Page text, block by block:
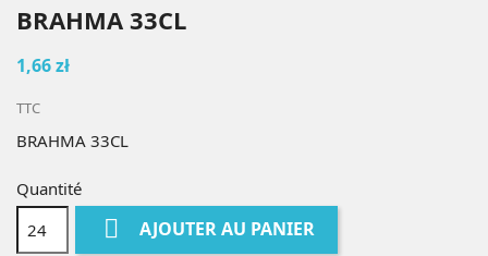
BRAHMA 33CL
1,66 zł
TTC
BRAHMA 33CL
Quantité
 AJOUTER AU PANIER